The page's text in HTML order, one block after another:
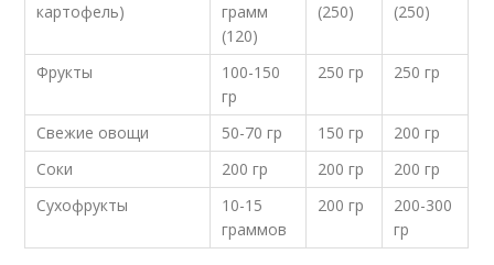
картофель)
грамм
(120)
(250)
(250)
Фрукты
100-150
гр
250 гр 250 гр
Свежие овощи 50-70 гр 150 гр
200 гр
Соки
200 гр 200 гр
200 гр
Сухофрукты
10-15
граммов
200 гр
200-300
гр